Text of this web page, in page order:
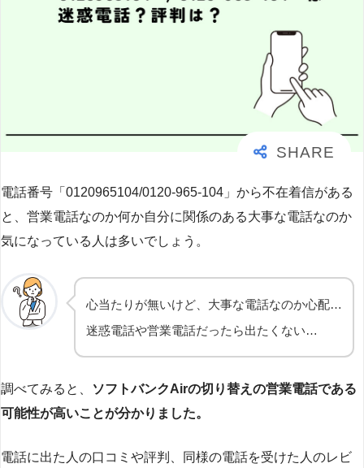
電話番号「0120965104/0120-965-104」から不在着信がある
と、営業電話なのか何か自分に関係のある大事な電話なのか
気になっている人は多いでしょう。
心当たりが無いけど、大事な電話なのか心配…
迷惑電話や営業電話だったら出たくない…
調べてみると、
ソフトバンクAirの切り替えの営業電話である
可能性が高いことが分かりました。
電話に出た人の口コミや評判、同様の電話を受けた人のレビ